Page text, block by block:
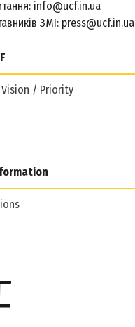
/ Priority
info@ucf.in.ua
ЗМІ: press@ucf.in.ua